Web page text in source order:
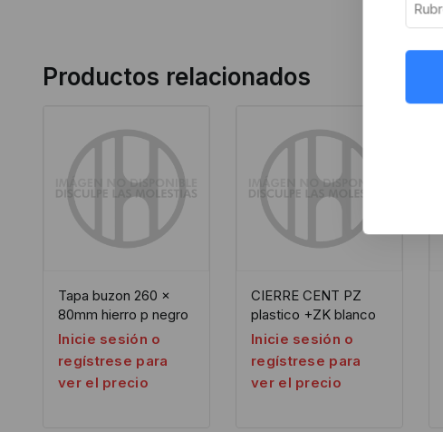
Productos relacionados
Tapa buzon 260 x
80mm hierro p negro
Inicie sesión o
regístrese para
ver el precio
CIERRE CENT PZ
plastico +ZK blanco
Inicie sesión o
regístrese para
ver el precio